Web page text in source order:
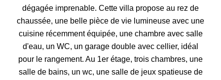
dégagée imprenable. Cette villa propose au rez de
chaussée, une belle pièce de vie lumineuse avec une
cuisine récemment équipée, une chambre avec salle
d'eau, un WC, un garage double avec cellier, idéal
pour le rangement. Au 1er étage, trois chambres, une
salle de bains, un wc, une salle de jeux spatieuse de